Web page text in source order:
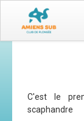
Les moyens
L'équipe
C'est le
scaphandre